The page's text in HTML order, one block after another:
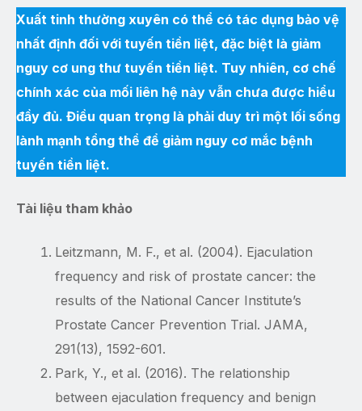
Xuất tinh thường xuyên có thể có tác dụng bảo vệ
nhất định đối với tuyến tiền liệt, đặc biệt là giảm
nguy cơ ung thư tuyến tiền liệt. Tuy nhiên, cơ chế
chính xác của mối liên hệ này vẫn chưa được hiểu
đầy đủ. Điều quan trọng là phải duy trì một lối sống
lành mạnh tổng thể để giảm nguy cơ mắc bệnh
tuyến tiền liệt.
Tài liệu tham khảo
Leitzmann, M. F., et al. (2004). Ejaculation
frequency and risk of prostate cancer: the
results of the National Cancer Institute’s
Prostate Cancer Prevention Trial. JAMA,
291(13), 1592-601.
Park, Y., et al. (2016). The relationship
between ejaculation frequency and benign